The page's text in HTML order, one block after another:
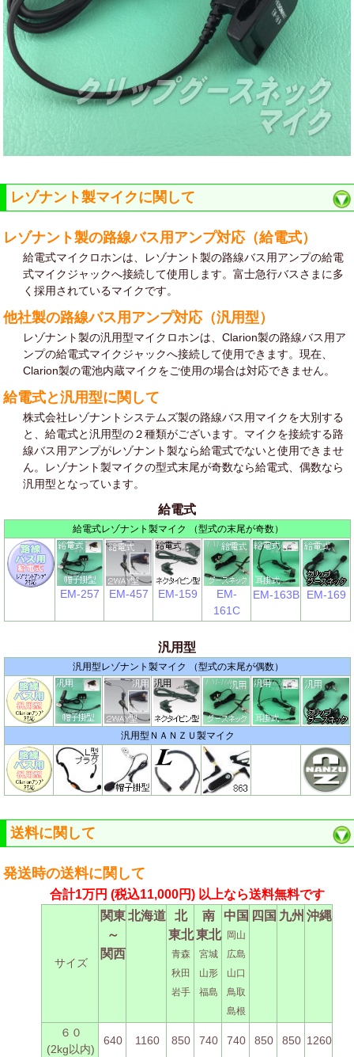
レゾナント製マイクに関して
レゾナント製の路線バス用アンプ対応（給電式）
給電式マイクロホンは、レゾナント製の路線バス用アンプの給電
式マイクジャックへ接続して使用します。富士急行バスさまに多
く採用されているマイクです。
他社製の路線バス用アンプ対応（汎用型）
レゾナント製の汎用型マイクロホンは、Clarion製の路線バス用ア
ンプの給電式マイクジャックへ接続して使用できます。現在、
Clarion製の電池内蔵マイクをご使用の場合は対応できません。
給電式と汎用型に関して
株式会社レゾナントシステムズ製の路線バス用マイクを大別する
と、給電式と汎用型の２種類がございます。マイクを接続する路
線バス用アンプがレゾナント製なら給電式でないと使用できませ
ん。レゾナント製マイクの型式末尾が奇数なら給電式、偶数なら
汎用型となっています。
給電式
給電式レゾナント製マイク （型式の末尾が奇数）
EM-257 EM-457 EM-159
EM-
161C
EM-163B EM-169
汎用型
汎用型レゾナント製マイク （型式の末尾が偶数）
汎用型ＮＡＮＺＵ製マイク
送料に関して
発送時の送料に関して
合計1万円 (税込11,000円)以上なら送料無料です
サイズ
関東
～
関西
北海道
北
東北
青森
秋田
岩手
南
東北
宮城
山形
福島
中国
岡山
広島
山口
鳥取
島根
四国 九州 沖縄
６０
(2kg以内)
640 1160 850 740 740 850 850 1260